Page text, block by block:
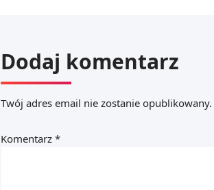
Dodaj komentarz
Twój adres email nie zostanie opublikowany.
Komentarz *